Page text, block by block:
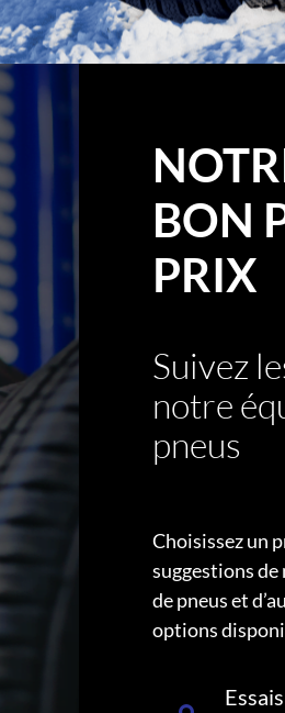
BON
PRIX
Suivez
notre
pneus
Choisissez un
suggestions de
de pneus et
options